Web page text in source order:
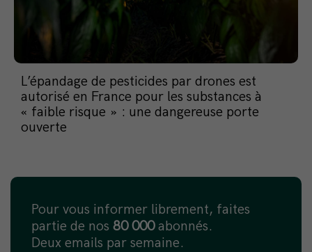
L’épandage de pesticides par drones est
autorisé en France pour les substances à
« faible risque » : une dangereuse porte
ouverte
Pour vous informer librement, faites
partie de nos 80 000abonnés.
Deux emails par semaine.